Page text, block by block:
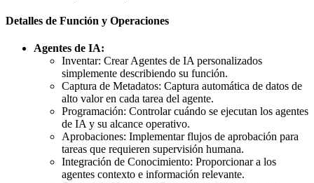
Detalles de Función y Operaciones
Agentes de IA:
Inventar: Crear Agentes de IA personalizados
simplemente describiendo su función.
Captura de Metadatos: Captura automática de datos de
alto valor en cada tarea del agente.
Programación: Controlar cuándo se ejecutan los agentes
de IA y su alcance operativo.
Aprobaciones: Implementar flujos de aprobación para
tareas que requieren supervisión humana.
Integración de Conocimiento: Proporcionar a los
agentes contexto e información relevante.